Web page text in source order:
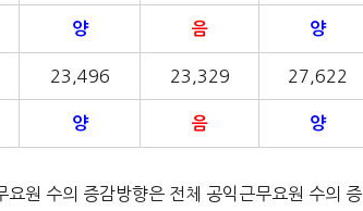
양 음 양
23,496 23,329 27,622
양 음 양
원 수의 증감방향은 전체 공익근무요원 수의 증